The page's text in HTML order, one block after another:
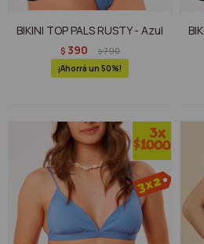
BIKINI TOP PALS RUSTY - Azul
$ 390 $790
50